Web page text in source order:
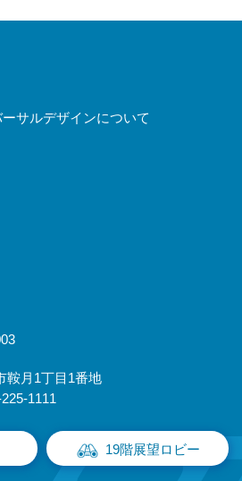
サルデザインについて
鞍月1丁目1番地
1111
19階展望ロビー